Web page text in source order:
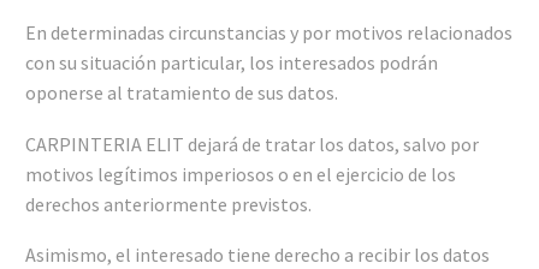
En determinadas circunstancias y por motivos relacionados
con su situación particular, los interesados podrán
oponerse al tratamiento de sus datos.
CARPINTERIA ELIT dejará de tratar los datos, salvo por
motivos legítimos imperiosos o en el ejercicio de los
derechos anteriormente previstos.
Asimismo, el interesado tiene derecho a recibir los datos